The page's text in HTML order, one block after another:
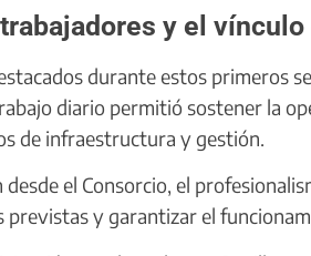
y el
durante estos primeros
diario permitió sostener la
de infraestructura y gestión.
desde el Consorcio, el
previstas y garantizar el